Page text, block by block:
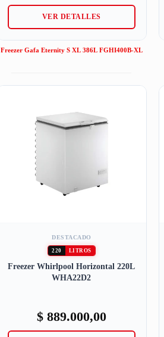
VER DETALLES
Freezer Gafa Eternity S XL 386L FGHI400B-XL
DESTACADO
220 LITROS
Freezer Whirlpool Horizontal 220L
WHA22D2
$889.000,00